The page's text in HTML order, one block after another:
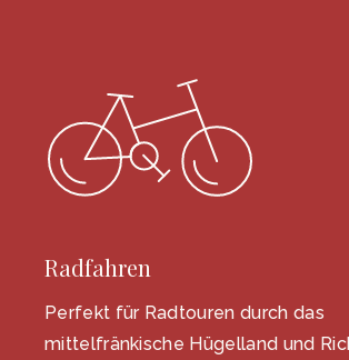
Radfahren
Perfekt für Radtouren durch das
mittelfränkische Hügelland und